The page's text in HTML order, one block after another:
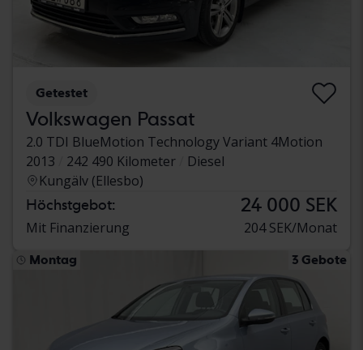
Getestet
Volkswagen Passat
2.0 TDI BlueMotion Technology Variant 4Motion
2013
242 490 Kilometer
Diesel
Kungälv (Ellesbo)
Höchstgebot: 24 000 SEK
Mit Finanzierung 204 SEK/Monat
Montag 3 Gebote